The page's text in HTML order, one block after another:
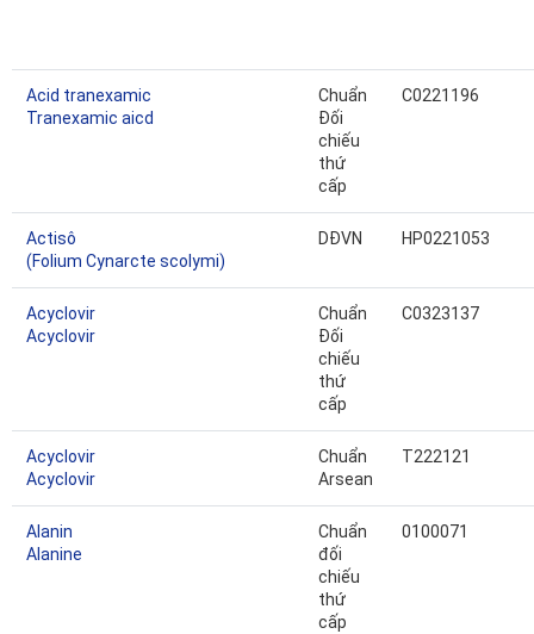
Acid tranexamic
Tranexamic aicd
Chuẩn
Đối
chiếu
thứ
cấp
C0221196
Actisô
(Folium Cynarcte scolymi)
DĐVN HP0221053
Acyclovir
Acyclovir
Chuẩn
Đối
chiếu
thứ
cấp
C0323137
Acyclovir
Acyclovir
Chuẩn
Arsean
T222121
Alanin
Alanine
Chuẩn
đối
chiếu
thứ
cấp
0100071